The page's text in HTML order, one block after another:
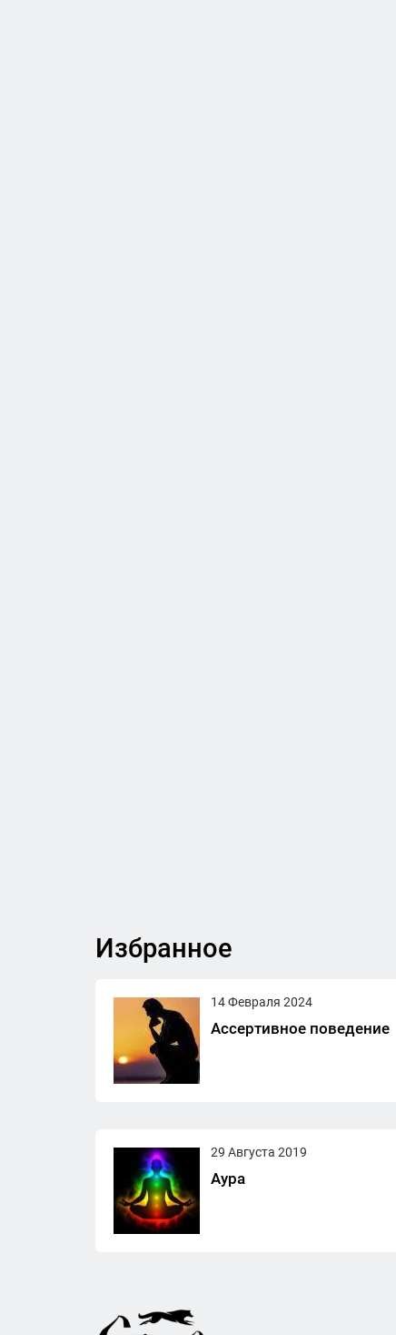
Избранное
14 Февраля 2024
Ассертивное поведение
29 Августа 2019
Аура